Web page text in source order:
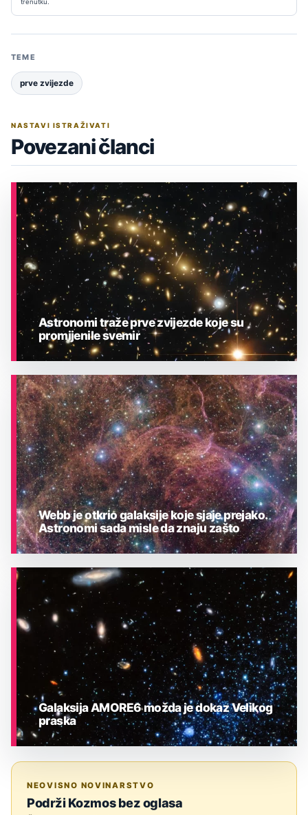
trenutku.
TEME
prve zvijezde
NASTAVI ISTRAŽIVATI
Povezani članci
ASTRONOMIJA
Astronomi traže prve zvijezde koje su
promijenile svemir
ASTRONOMIJA
Webb je otkrio galaksije koje sjaje prejako.
Astronomi sada misle da znaju zašto
Galaksija AMORE6 možda je dokaz Velikog
praska
NEOVISNO NOVINARSTVO
Podrži Kozmos bez oglasa